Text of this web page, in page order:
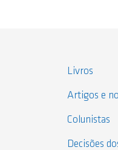
Livros
Artigos e
Colunistas
Decisões